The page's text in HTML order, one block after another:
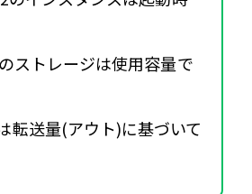
ストレージは使用容量で
転送量(アウト)に基づいて